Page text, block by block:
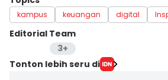
kampus keuangan digital
Editorial Team
3+
Editor
Tonton lebih seru di